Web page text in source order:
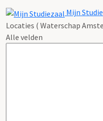
Mijn
Locaties ( Waterschap
Alle velden